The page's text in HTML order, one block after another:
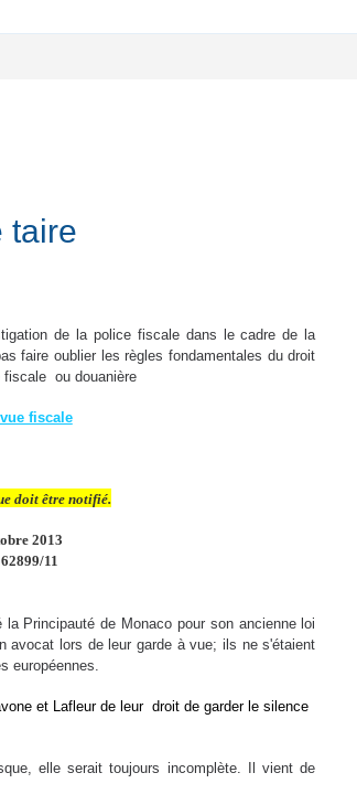
taire
de la police fiscale dans le cadre de la
faire oublier les règles fondamentales du droit
fiscale ou douanière
fiscale
doit être notifié.
2013
11
Principauté de Monaco pour son ancienne loi
avocat lors de leur garde à vue; ils ne s'étaient
européennes.
et Lafleur de leur droit de garder le silence
elle serait toujours incomplète. Il vient de